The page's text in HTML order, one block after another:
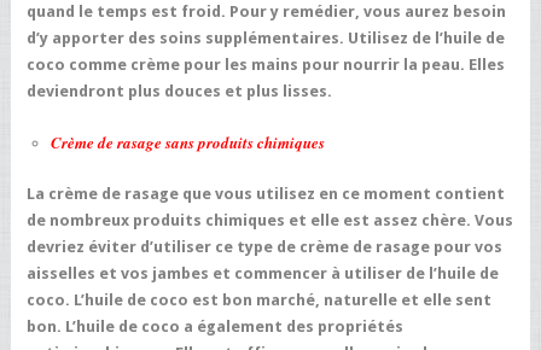
quand le temps est froid. Pour y remédier, vous aurez besoin
d’y apporter des soins supplémentaires. Utilisez de l’huile de
coco comme crème pour les mains pour nourrir la peau. Elles
deviendront plus douces et plus lisses.
Crème de rasage sans produits chimiques
La crème de rasage que vous utilisez en ce moment contient
de nombreux produits chimiques et elle est assez chère. Vous
devriez éviter d’utiliser ce type de crème de rasage pour vos
aisselles et vos jambes et commencer à utiliser de l’huile de
coco. L’huile de coco est bon marché, naturelle et elle sent
bon. L’huile de coco a également des propriétés